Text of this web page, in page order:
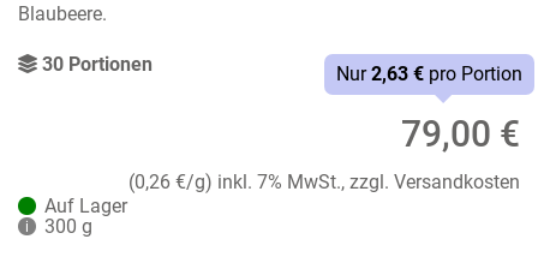
Blaubeere.
30 Portionen Nur2,63 € pro Portion
79,00 €
(0,26 €/g) inkl. 7% MwSt., zzgl. Versandkosten
Auf Lager
i 300 g